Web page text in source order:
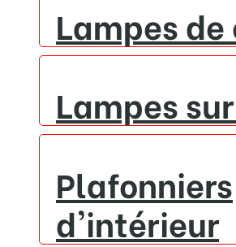
Lampes
Lampes
Plafonniers
d'intérieur